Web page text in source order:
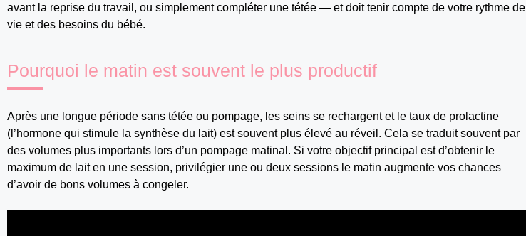
avant la reprise du travail, ou simplement compléter une tétée — et doit tenir compte de votre rythme de
vie et des besoins du bébé.
Pourquoi le matin est souvent le plus productif
Après une longue période sans tétée ou pompage, les seins se rechargent et le taux de prolactine
(l’hormone qui stimule la synthèse du lait) est souvent plus élevé au réveil. Cela se traduit souvent par
des volumes plus importants lors d’un pompage matinal. Si votre objectif principal est d’obtenir le
maximum de lait en une session, privilégier une ou deux sessions le matin augmente vos chances
d’avoir de bons volumes à congeler.